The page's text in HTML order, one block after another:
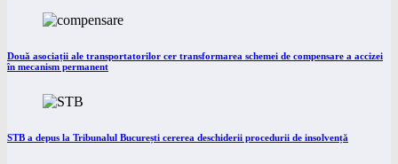
Două asociații ale transportatorilor cer transformarea schemei de compensare a accizei
în mecanism permanent
STB a depus la Tribunalul București cererea deschiderii procedurii de insolvență